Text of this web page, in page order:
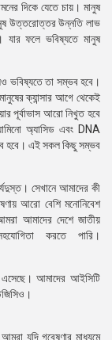
দিকে যেতে চায়। মানুষ
উত্তরোত্তর উন্নতি লাভ
যার ফলে ভবিষ্যতে মানুষ
ভবিষ্যতে তা সম্ভব হবে।
ক্যান্সার আগে থেকেই
পূর্বাভাস আরো নিখুত হবে
অ্যাসিড এবং DNA
হবে। এই সকল কিছু সম্ভব
সেখানে আমাদের কী
আরো বেশি মনোনিবেশ
আমাদের দেশে জাতীয়
করতে পারি।
এসেছে। আমাদের আইসিটি
যদি গবেষণার মাধ্যমে